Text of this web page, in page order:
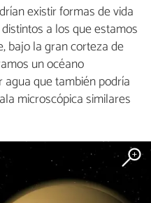
existir formas de vida
a los que estamos
bajo la gran corteza de
un océano
que también podría
microscópica similares